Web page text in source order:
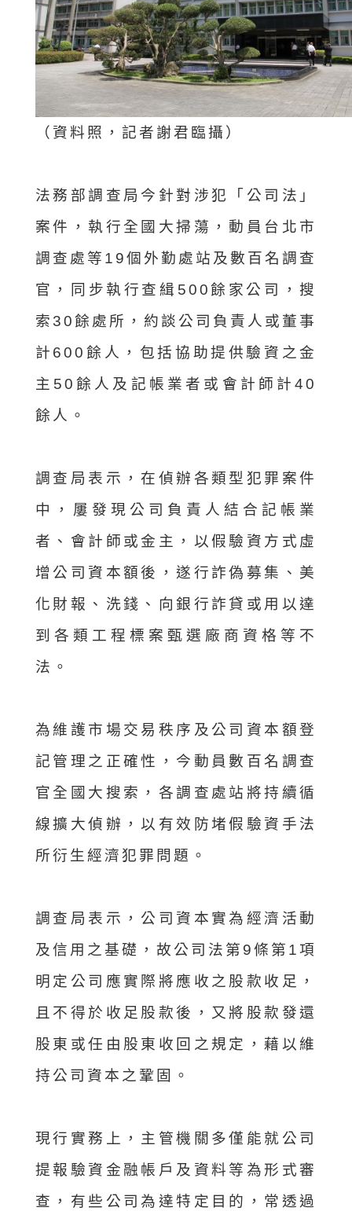
（資料照，記者謝君臨攝）
法務部調查局今針對涉犯「公司法」
案件，執行全國大掃蕩，動員台北市
調查處等19個外勤處站及數百名調查
官，同步執行查緝500餘家公司，搜
索30餘處所，約談公司負責人或董事
計600餘人，包括協助提供驗資之金
主50餘人及記帳業者或會計師計40
餘人。
調查局表示，在偵辦各類型犯罪案件
中，屢發現公司負責人結合記帳業
者、會計師或金主，以假驗資方式虛
增公司資本額後，遂行詐偽募集、美
化財報、洗錢、向銀行詐貸或用以達
到各類工程標案甄選廠商資格等不
法。
為維護市場交易秩序及公司資本額登
記管理之正確性，今動員數百名調查
官全國大搜索，各調查處站將持續循
線擴大偵辦，以有效防堵假驗資手法
所衍生經濟犯罪問題。
調查局表示，公司資本實為經濟活動
及信用之基礎，故公司法第9條第1項
明定公司應實際將應收之股款收足，
且不得於收足股款後，又將股款發還
股東或任由股東收回之規定，藉以維
持公司資本之鞏固。
現行實務上，主管機關多僅能就公司
提報驗資金融帳戶及資料等為形式審
查，有些公司為達特定目的，常透過